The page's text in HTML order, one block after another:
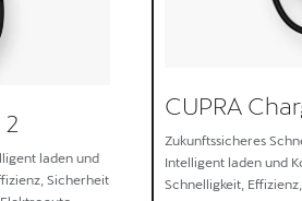
laden und
Sicherheit
CUPRA
Zukunftssicheres
Intelligent laden und
Schnelligkeit,